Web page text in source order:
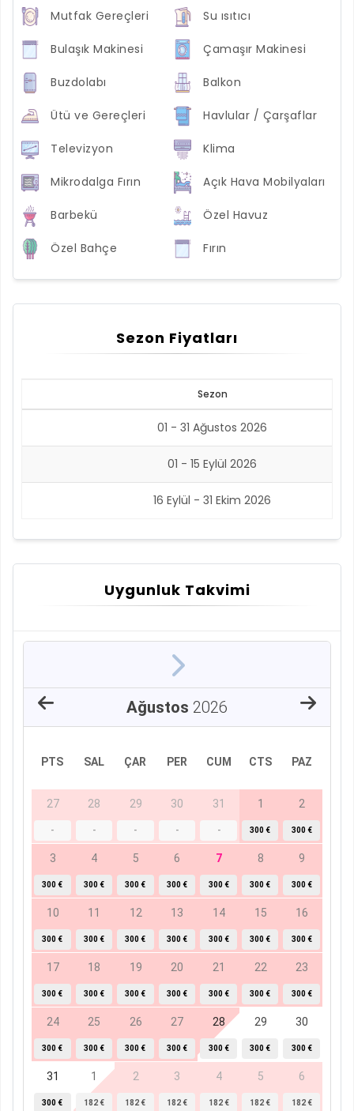
Mutfak Gereçleri Su ısıtıcı
Bulaşık Makinesi Çamaşır Makinesi
Buzdolabı Balkon
Ütü ve Gereçleri Havlular / Çarşaflar
Televizyon Klima
Mikrodalga Fırın Açık Hava Mobilyaları
Barbekü Özel Havuz
Özel Bahçe Fırın
Sezon Fiyatları
Sezon
01 - 31 Ağustos 2026
01 - 15 Eylül 2026
16 Eylül - 31 Ekim 2026
Uygunluk Takvimi
Ağustos 2026
PTS SAL ÇAR PER CUM CTS PAZ
27
-
28
-
29
-
30
-
31
-
1
300 €
2
300 €
3
300 €
4
300 €
5
300 €
6
300 €
7
300 €
8
300 €
9
300 €
10
300 €
11
300 €
12
300 €
13
300 €
14
300 €
15
300 €
16
300 €
17
300 €
18
300 €
19
300 €
20
300 €
21
300 €
22
300 €
23
300 €
24
300 €
25
300 €
26
300 €
27
300 €
28
300 €
29
300 €
30
300 €
31
300 €
1
182 €
2
182 €
3
182 €
4
182 €
5
182 €
6
182 €